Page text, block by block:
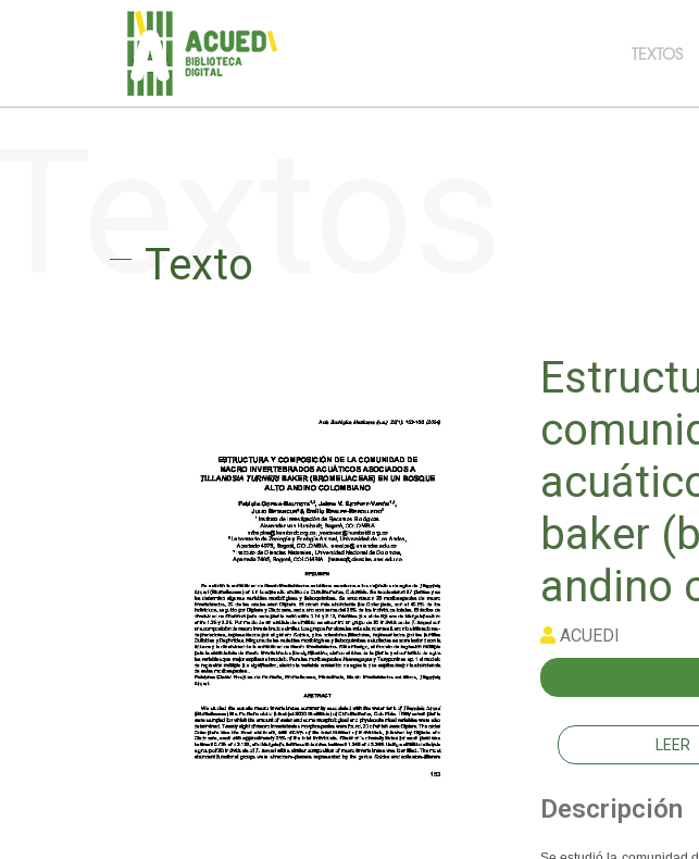
TEXTOS
Texto
baker
andino
ACUEDI
LEER
Descripción